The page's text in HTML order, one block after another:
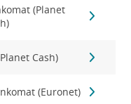
(Planet
Cash)
(Euronet)